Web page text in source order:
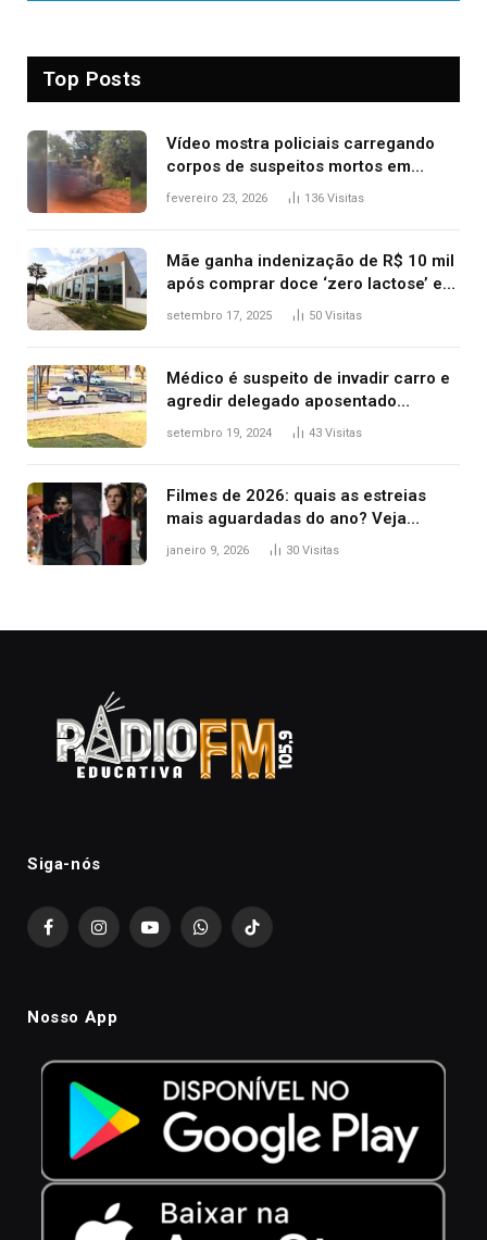
Top Posts
Vídeo mostra policiais carregando
corpos de suspeitos mortos em
confronto dentro de caminhonete
fevereiro 23, 2026 136 Visitas
Mãe ganha indenização de R$ 10 mil
após comprar doce ‘zero lactose’ e
filha ter reação alérgica grave
setembro 17, 2025 50 Visitas
Médico é suspeito de invadir carro e
agredir delegado aposentado
durante confusão no trânsito
setembro 19, 2024 43 Visitas
Filmes de 2026: quais as estreias
mais aguardadas do ano? Veja
principais lançamentos do cinema
janeiro 9, 2026 30 Visitas
Siga-nós
FacebookInstagramYouTubeWhatsAppTikTok
Nosso App